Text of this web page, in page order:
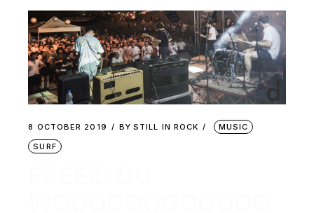
8 OCTOBER 2019 BY STILL IN ROCK
MUSIC
SURF